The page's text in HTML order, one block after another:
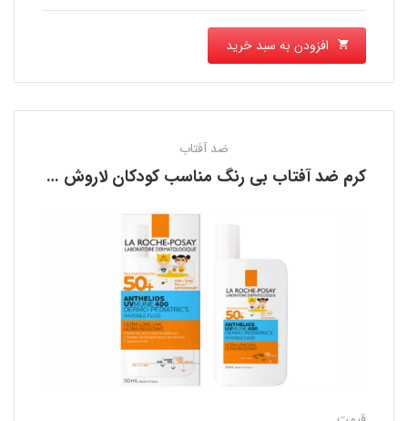
افزودن به سبد خرید
ضد آفتاب
کرم ضد آفتاب بی رنگ مناسب کودکان لاروش پوزای LA ROCHE POSAY